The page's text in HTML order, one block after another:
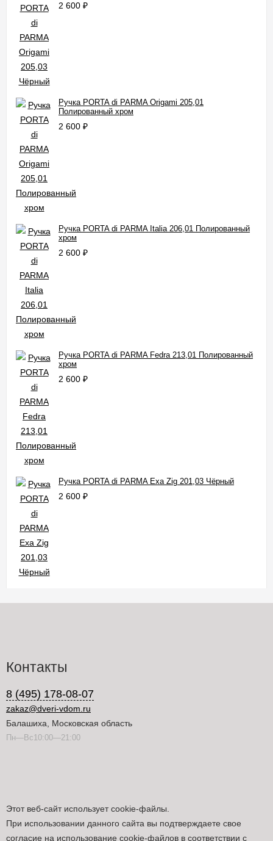
2 600 ₽
Ручка PORTA di PARMA Origami 205,01
Полированный хром
2 600 ₽
Ручка PORTA di PARMA Italia 206,01 Полированный
хром
2 600 ₽
Ручка PORTA di PARMA Fedra 213,01 Полированный
хром
2 600 ₽
Ручка PORTA di PARMA Exa Zig 201,03 Чёрный
2 600 ₽
Контакты
8 (495) 178-08-07
zakaz@dveri-vdom.ru
Балашиха, Московская область
Пн—Вс10:00—21:00
Этот веб-сайт использует cookie-файлы.
При использовании данного сайта вы подтверждаете свое
согласие на использование cookie-файлов в соответствии с